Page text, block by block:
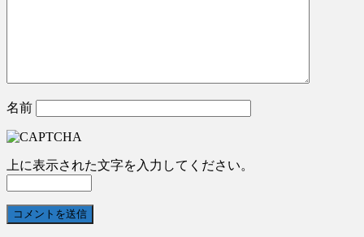
名前
上に表示された文字を入力してください。